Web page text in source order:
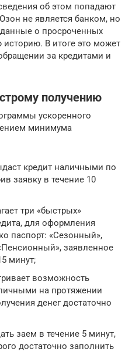
об этом попадают
не является банком, но
о просроченных
историю. В итоге это может
за кредитами и
получению
ускоренного
минимума
кредит наличными по
заявку в течение 10
три «быстрых»
для оформления
паспорт: «Сезонный»,
заявленное
минут;
возможность
на протяжении
денег достаточно
заем в течение 5 минут,
достаточно заполнить